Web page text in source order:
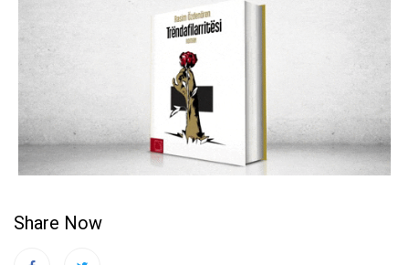
Share Now